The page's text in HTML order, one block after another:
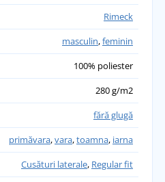
Rimeck
masculin,feminin
100% poliester
280 g/m2
fără glugă
primăvara,vara,toamna, iarna
Cusături laterale, Regular fit